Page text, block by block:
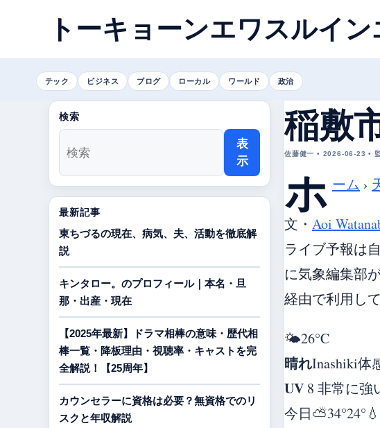
トーキョーンエワスルイン
テック ビジネス ブログ ローカル ワールド 政治
稲敷
佐藤健一 • 2026-06-23 •
ホ ーム ›
文・ Aoi
ライブ予報は
に気象編集部
経由で利用し
🌤️26°C
晴れInashiki体
UV 8 非常に強
今日⛅34°24°
検索
表
示
最新記事
東ちづるの現在、病気、夫、活動を徹底解
説
キンタロー。のプロフィール｜本名・旦
那・出産・現在
【2025年最新】ドラマ相棒の意味・歴代相
棒一覧・降板理由・視聴率・キャストを完
全解説！【25周年】
カウンセラーに資格は必要？無資格でのリ
スクと年収解説